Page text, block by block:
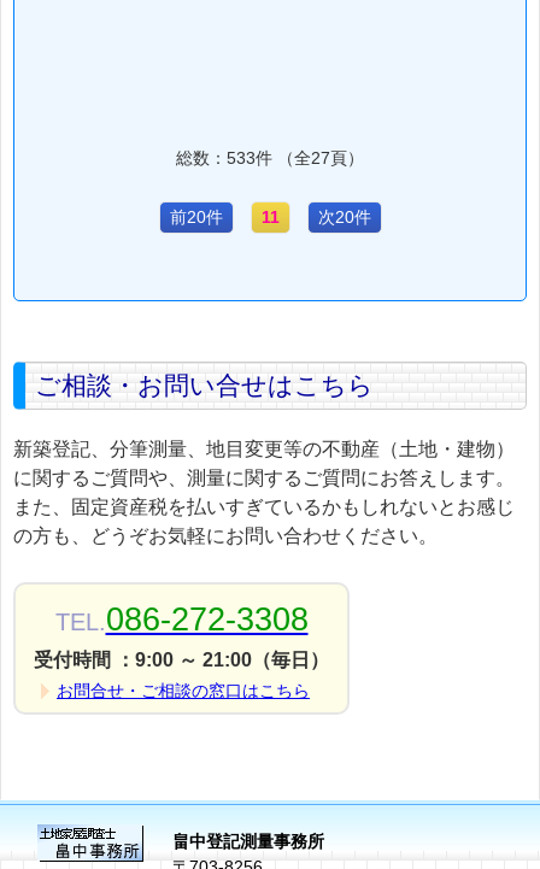
総数：533件 （全27頁）
前20件 11 次20件
ご相談・お問い合せはこちら
新築登記、分筆測量、地目変更等の不動産（土地・建物）
に関するご質問や、測量に関するご質問にお答えします。
また、固定資産税を払いすぎているかもしれないとお感じ
の方も、どうぞお気軽にお問い合わせください。
TEL.086-272-3308
受付時間 ：9:00 ～ 21:00（毎日）
お問合せ・ご相談の窓口はこちら
畠中登記測量事務所